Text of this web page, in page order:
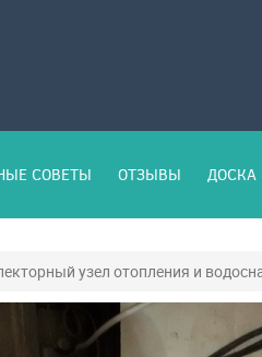
СОВЕТЫ ОТЗЫВЫ ДОСКА
узел отопления и